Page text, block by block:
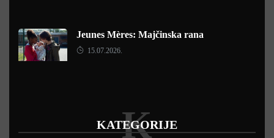
Jeunes Mères: Majčinska rana
15.07.2026.
KATEGORIJE
K